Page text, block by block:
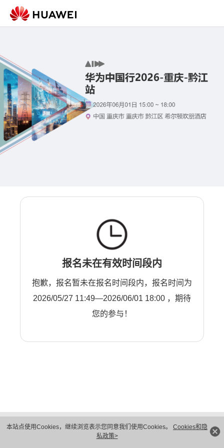
本站点使用Cookies，继续浏览表示您同意我们使用Cookies。 Cookies和隐
私政策>
报名未在有效时间段内
抱歉，报名暂未在报名时间段内，报名时间为
2026/05/27 11:49—2026/06/01 18:00 ，期待
您的参与！
隐私保护
法律声明